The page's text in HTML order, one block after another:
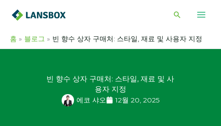
검
홈 블로그 빈 향수 상자 구매처: 스타일, 재료 및 사용자 지정
빈 향수 상자 구매처: 스타일, 재료 및 사
용자 지정
에코 샤오 12월 20, 2025